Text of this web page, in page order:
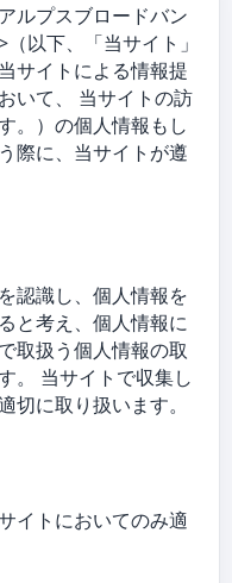
ルプスブロードバン
以下、「当サイト」
サイトによる情報提
いて、 当サイトの訪
。）の個人情報もし
際に、当サイトが遵
認識し、個人情報を
と考え、個人情報に
取扱う個人情報の取
。 当サイトで収集し
切に取り扱います。
イトにおいてのみ適